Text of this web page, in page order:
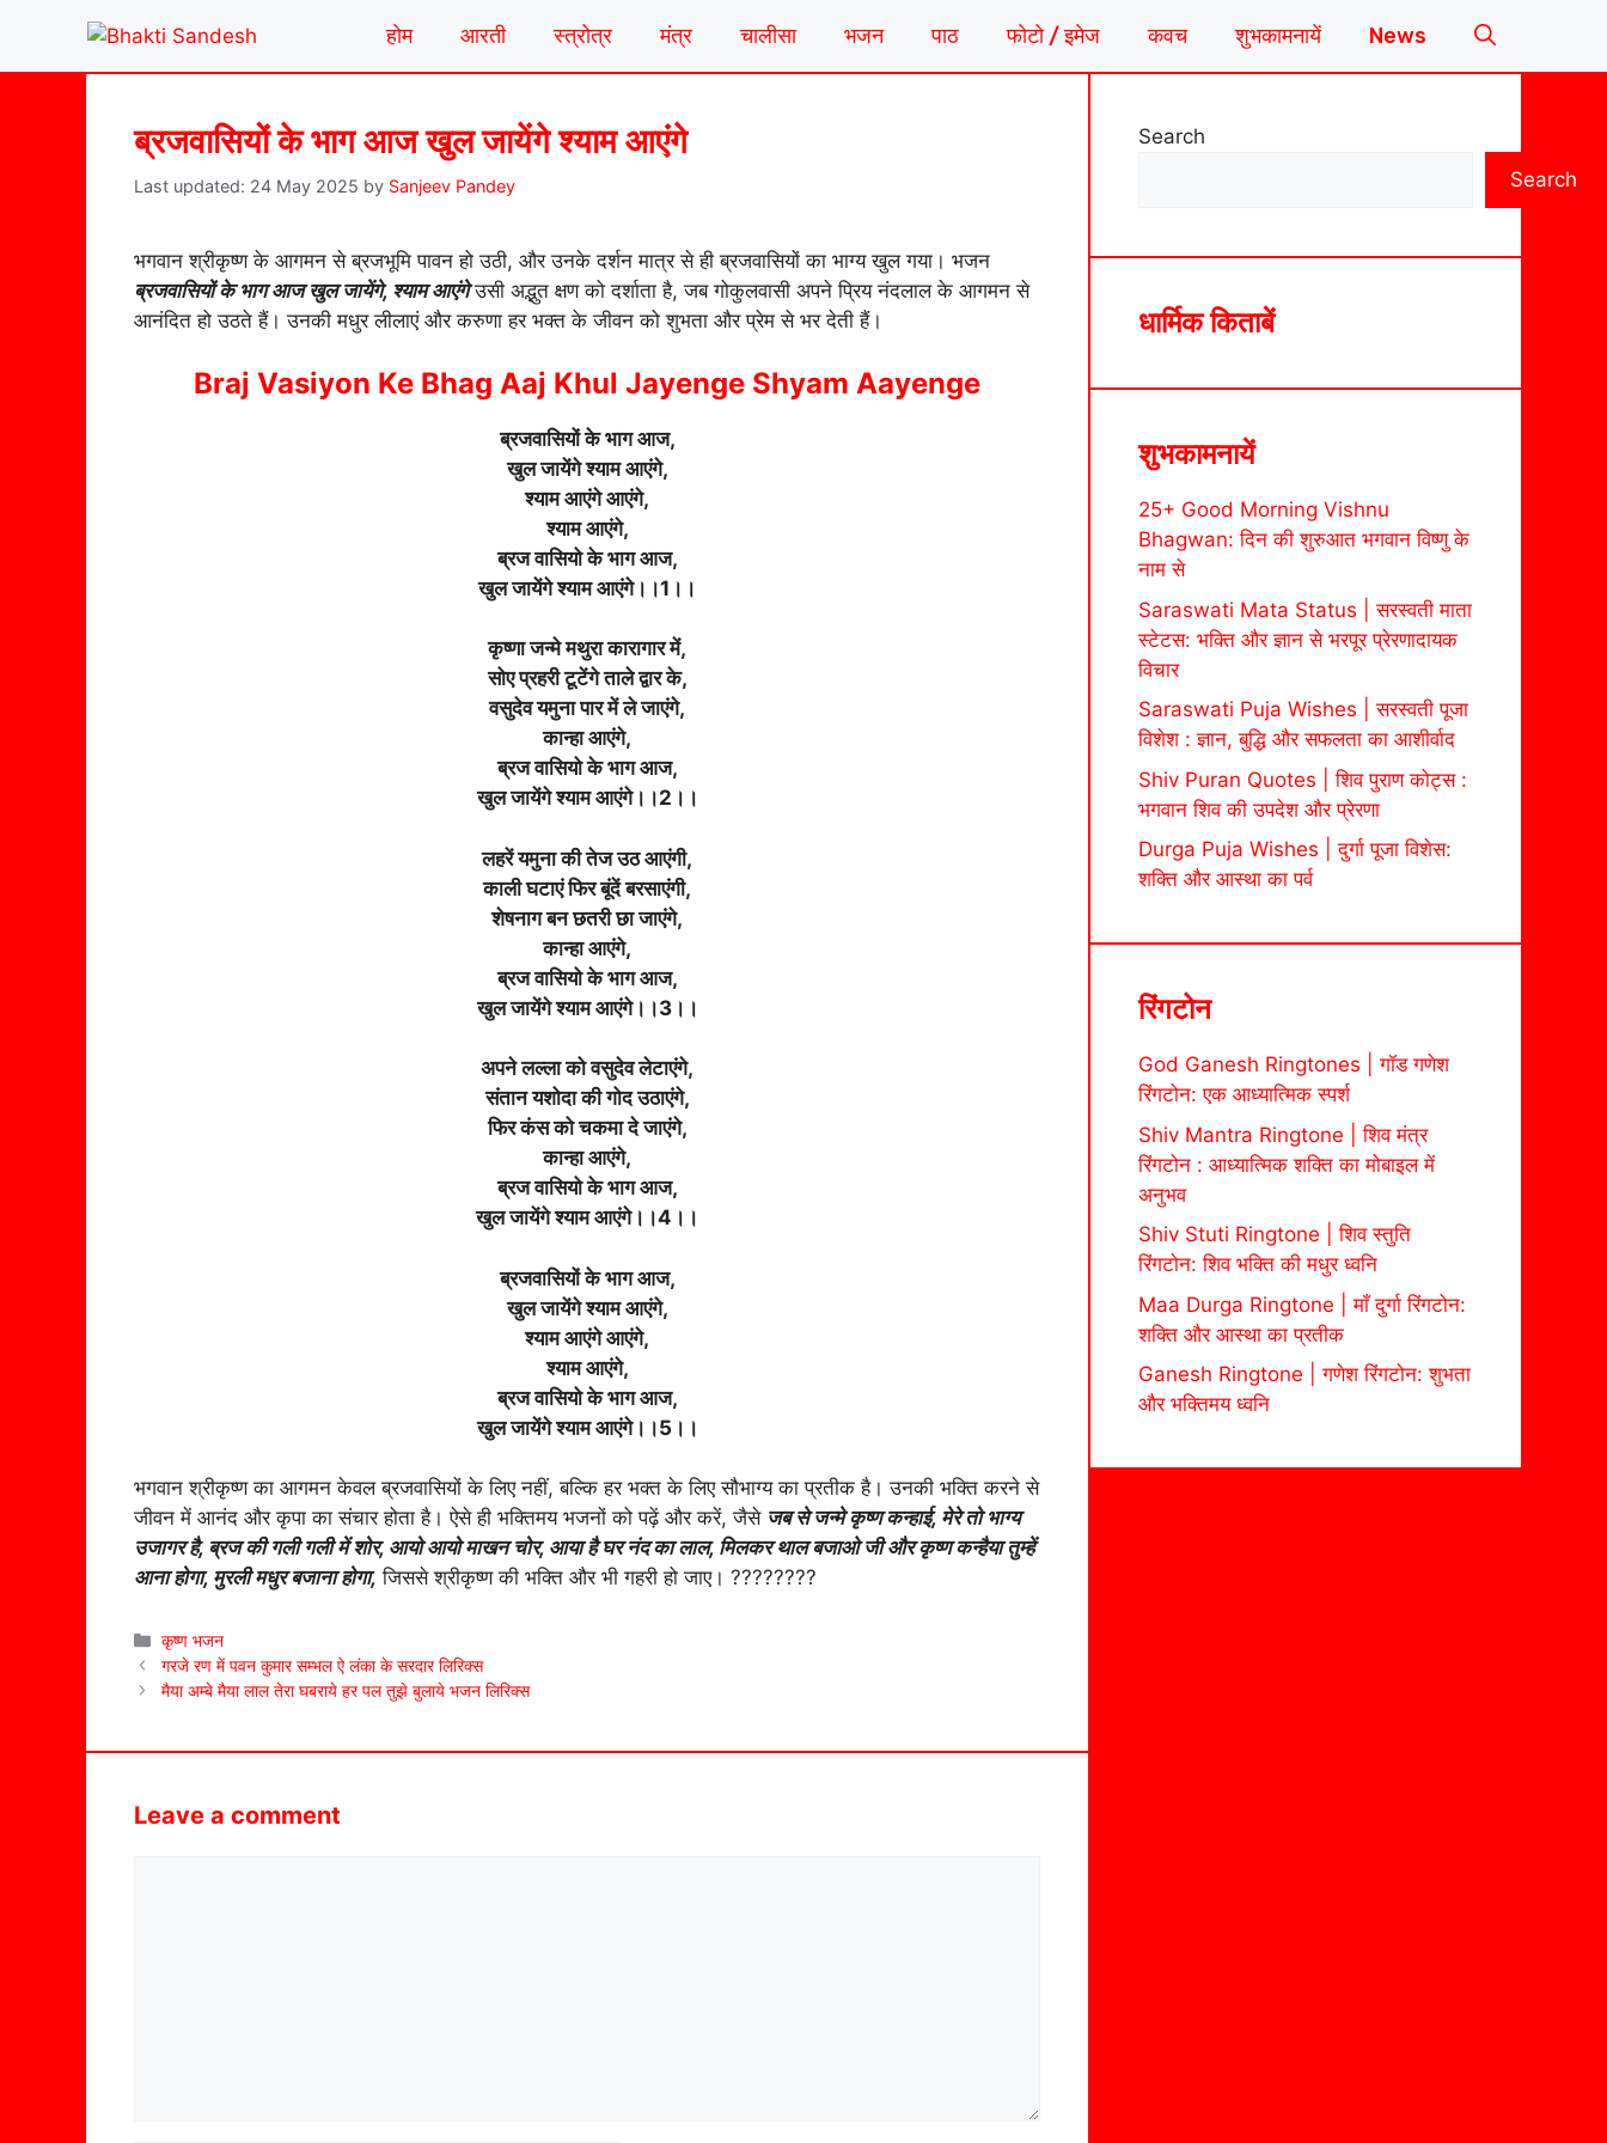
content
होम आरती स्त्रोत्र मंत्र चालीसा भजन पाठ फोटो / इमेज कवच शुभकामनायें News
ब्रजवासियों के भाग आज खुल जायेंगे श्याम आएंगे
24 May 2025 by Sanjeev Pandey
भगवान श्रीकृष्ण के आगमन से ब्रजभूमि पावन हो उठी, और उनके दर्शन मात्र से ही ब्रजवासियों का भाग्य खुल गया। भजन
ब्रजवासियों के भाग आज खुल जायेंगे, श्याम आएंगेउसी अद्भुत क्षण को दर्शाता है, जब गोकुलवासी अपने प्रिय नंदलाल के आगमन से
आनंदित हो उठते हैं। उनकी मधुर लीलाएं और करुणा हर भक्त के जीवन को शुभता और प्रेम से भर देती हैं।
Braj Vasiyon Ke Bhag Aaj Khul Jayenge Shyam Aayenge
ब्रजवासियों के भाग आज,
खुल जायेंगे श्याम आएंगे,
श्याम आएंगे आएंगे,
श्याम आएंगे,
ब्रज वासियो के भाग आज,
खुल जायेंगे श्याम आएंगे।।1।।
कृष्णा जन्मे मथुरा कारागार में,
सोए प्रहरी टूटेंगे ताले द्वार के,
वसुदेव यमुना पार में ले जाएंगे,
कान्हा आएंगे,
ब्रज वासियो के भाग आज,
खुल जायेंगे श्याम आएंगे। ।2। ।
लहरें यमुना की तेज उठ आएंगी,
काली घटाएं फिर बूंदें बरसाएंगी,
शेषनाग बन छतरी छा जाएंगे,
कान्हा आएंगे,
ब्रज वासियो के भाग आज,
खुल जायेंगे श्याम आएंगे। ।3। ।
अपने लल्ला को वसुदेव लेटाएंगे,
संतान यशोदा की गोद उठाएंगे,
फिर कंस को चकमा दे जाएंगे,
कान्हा आएंगे,
ब्रज वासियो के भाग आज,
खुल जायेंगे श्याम आएंगे। ।4। ।
ब्रजवासियों के भाग आज,
खुल जायेंगे श्याम आएंगे,
श्याम आएंगे आएंगे,
श्याम आएंगे,
ब्रज वासियो के भाग आज,
खुल जायेंगे श्याम आएंगे। ।5। ।
भगवान श्रीकृष्ण का आगमन केवल ब्रजवासियों के लिए नहीं, बल्कि हर भक्त के लिए सौभाग्य का प्रतीक है। उनकी भक्ति करने से
जीवन में आनंद और कृपा का संचार होता है। ऐसे ही भक्तिमय भजनों को पढ़ें और करें, जैसे जब से जन्मे कृष्ण कन्हाई, मेरे तो भाग्य
उजागर है, ब्रज की गली गली में शोर, आयो आयो माखन चोर, आया है घर नंद का लाल, मिलकर थाल बजाओ जी और कृष्ण कन्हैया तुम्हें
आना होगा, मुरली मधुर बजाना होगा, जिससे श्रीकृष्ण की भक्ति और भी गहरी हो जाए। ????????
Categories
कृष्ण भजन
गरजे रण में पवन कुमार सम्भल ऐ लंका के सरदार लिरिक्स
मैया अम्बे मैया लाल तेरा घबराये हर पल तुझे बुलाये भजन लिरिक्स
Leave a comment
Search
Search
धार्मिक किताबें
शुभकामनायें
25+ Good Morning Vishnu
Bhagwan: दिन की शुरुआत भगवान विष्णु के
नाम से
Saraswati Mata Status | सरस्वती माता
स्टेटस: भक्ति और ज्ञान से भरपूर प्रेरणादायक
विचार
Saraswati Puja Wishes | सरस्वती पूजा
विशेश : ज्ञान, बुद्धि और सफलता का आशीर्वाद
Shiv Puran Quotes | शिव पुराण कोट्स :
भगवान शिव की उपदेश और प्रेरणा
Durga Puja Wishes | दुर्गा पूजा विशेस:
शक्ति और आस्था का पर्व
रिंगटोन
God Ganesh Ringtones | गॉड गणेश
रिंगटोन: एक आध्यात्मिक स्पर्श
Shiv Mantra Ringtone | शिव मंत्र
रिंगटोन : आध्यात्मिक शक्ति का मोबाइल में
अनुभव
Shiv Stuti Ringtone | शिव स्तुति
रिंगटोन: शिव भक्ति की मधुर ध्वनि
Maa Durga Ringtone | माँ दुर्गा रिंगटोन:
शक्ति और आस्था का प्रतीक
Ganesh Ringtone | गणेश रिंगटोन: शुभता
और भक्तिमय ध्वनि